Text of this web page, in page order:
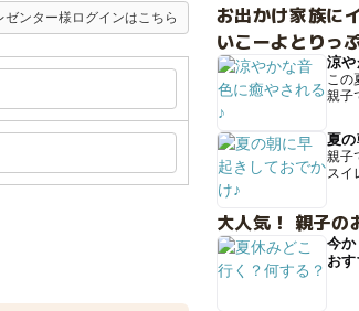
ゼンター様ログインはこちら
お出かけ家族に
いこーよとりっ
涼
この
親子
夏
親子
スイ
大人気！ 親子の
今
お